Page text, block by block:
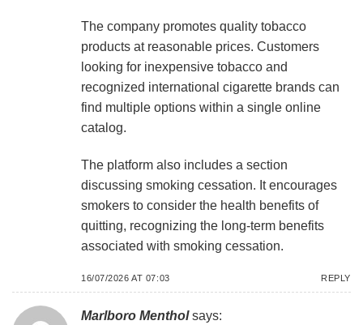
The company promotes quality tobacco
products at reasonable prices. Customers
looking for inexpensive tobacco and
recognized international cigarette brands can
find multiple options within a single online
catalog.
The platform also includes a section
discussing smoking cessation. It encourages
smokers to consider the health benefits of
quitting, recognizing the long-term benefits
associated with smoking cessation.
16/07/2026 AT 07:03 REPLY
Marlboro Menthol says: